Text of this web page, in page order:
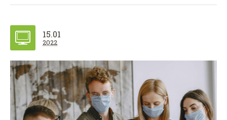
15.01
2022